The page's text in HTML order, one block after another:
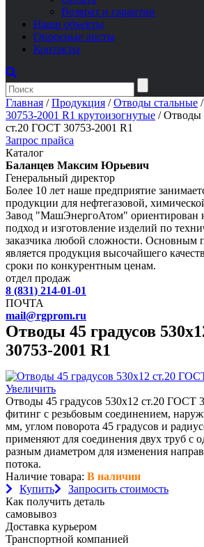
Возврат и гарантии
Наши объекты
Опросные листы
Контакты
Главная /Продукция /Отводы стальные /
30753-2001 R1 крутоизогнутые /Отводы
ст.20 ГОСТ 30753-2001 R1
Запрос прайса
Каталог
Баланцев Максим Юрьевич
Генеральный директор
Более 10 лет наше предприятие
продукции для нефтегазовой,
Завод "МашЭнергоАтом" ориентирован
подход и изготовление изделий по
заказчика любой сложности. Основным
является продукция высочайшего
сроки по конкурентным ценам.
отдел продаж
8 (831) 214-01-01
ПОЧТА
mail@rgprom.ru
Отводы 45 градусов
30753-2001 R1
Увеличить
Отводы 45 градусов 530х12 ст.20 ГОСТ
фитинг с резьбовым соединением,
мм, углом поворота 45 градусов и
применяют для соединения двух труб с
разным диаметром для изменения
потока.
Наличие товара: В наличии
Купить
Запросить стоимость
Как получить деталь
самовывоз
Доставка курьером
Транспортной компанией